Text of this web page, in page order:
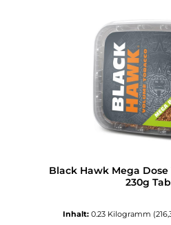
Black Hawk Mega
230g
Inhalt: 0.23 Kilogramm